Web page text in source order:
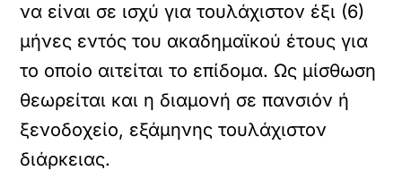
να είναι σε ισχύ για τουλάχιστον έξι (6)
μήνες εντός του ακαδημαϊκού έτους για
το οποίο αιτείται το επίδομα. Ως μίσθωση
θεωρείται και η διαμονή σε πανσιόν ή
ξενοδοχείο, εξάμηνης τουλάχιστον
διάρκειας.